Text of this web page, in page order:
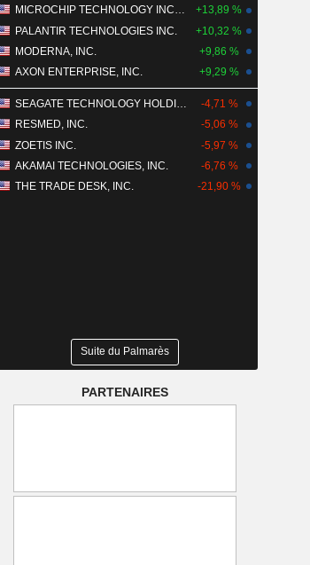
MICROCHIP TECHNOLOGY INCORPORATED
+13,89 %
PALANTIR TECHNOLOGIES INC.
+10,32 %
MODERNA, INC.
+9,86 %
AXON ENTERPRISE, INC.
+9,29 %
SEAGATE TECHNOLOGY HOLDINGS PLC
-4,71 %
RESMED, INC.
-5,06 %
ZOETIS INC.
-5,97 %
AKAMAI TECHNOLOGIES, INC.
-6,76 %
THE TRADE DESK, INC.
-21,90 %
Suite du Palmarès
PARTENAIRES